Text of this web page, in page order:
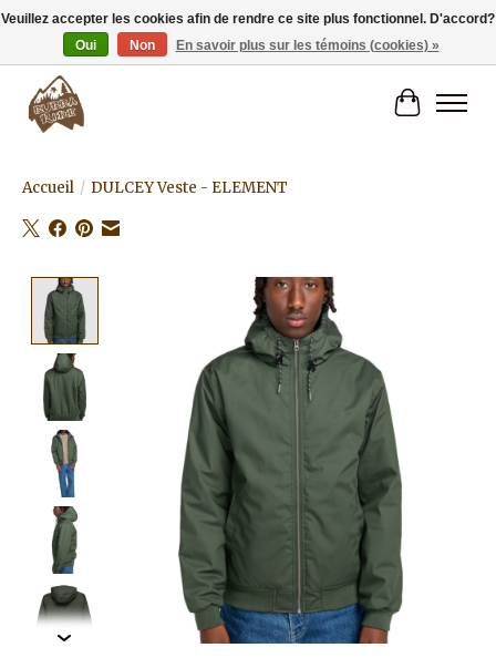
Livraison gratuite à partir de 80€.
Panier
Accueil / DULCEY Veste - ELEMENT
Product image slideshow Items
Veuillez accepter les cookies afin de rendre ce site plus fonctionnel. D'accord?
Oui
Non En savoir plus sur les témoins (cookies) »